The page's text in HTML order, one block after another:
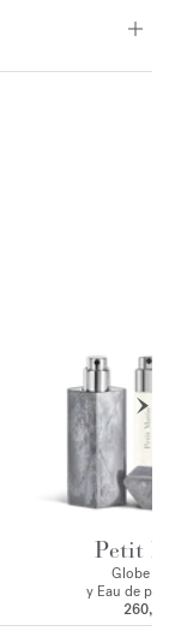
Petit
Globe
y Eau de
260,00 €